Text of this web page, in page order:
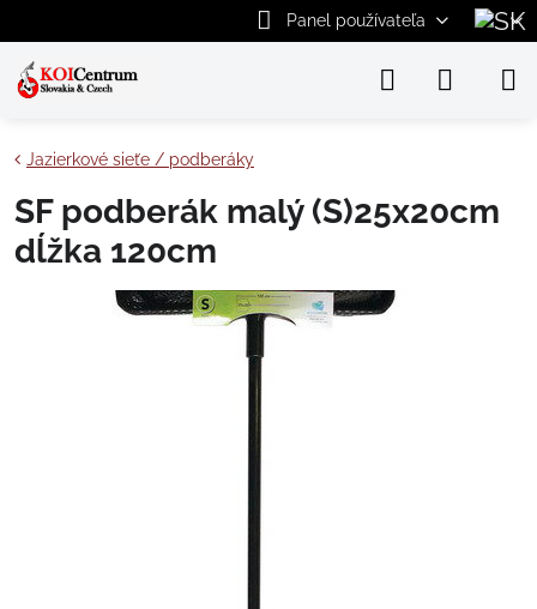
Panel používateľa
Jazierkové sieťe / podberáky
SF podberák malý (S)25x20cm
dĺžka 120cm